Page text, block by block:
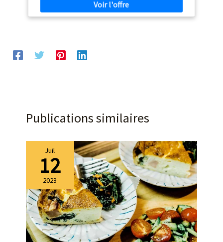
essentiels - un fouet pour les œufs, un batteur pour les
gâteaux et un crochet pétrinpour les brioches et les
UN PRIX RAISONNABLE : Nous vous recommandons de
faire réparer votre produit dans notre réseau de 6 200
Publications similaires
Juil
12
2023